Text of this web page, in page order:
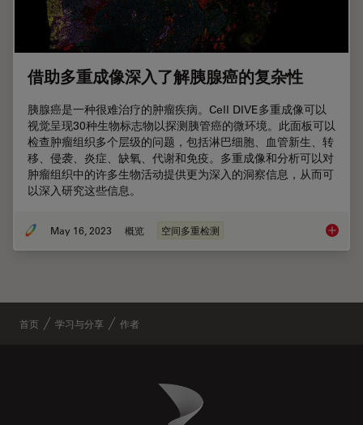
借助多重成像深入了解胰腺癌的复杂性
胰腺癌是一种很难治疗的肿瘤疾病。Cell DIVE多重成像可以
视觉呈现30种生物标志物以探测胰管癌的微环境。此面板可以
检查肿瘤组织多个层级的问题，包括淋巴细胞、血管新生、转
移、侵袭、炎症、缺氧、代谢和免疫。多重成像和分析可以对
肿瘤组织中的许多生物活动提供更为深入的洞察信息，从而可
以深入研究这些信息。
May 16, 2023 概览 空间多重检测 借助多
首页 学习与分享 作者
Danaher Logo